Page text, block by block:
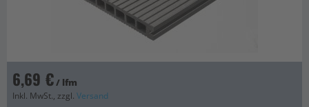
6,69 €/ lfm
Inkl. MwSt., zzgl. Versand